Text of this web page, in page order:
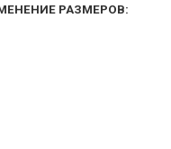
РАЗМЕРОВ: